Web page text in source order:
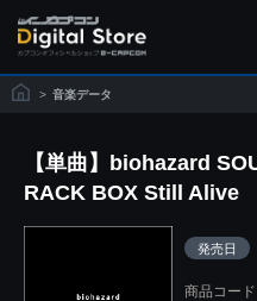
> 音楽データ
【単曲】biohazard
RACK BOX Still Alive
発売日
商品コー